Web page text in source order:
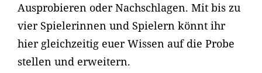
Ausprobieren oder Nachschlagen. Mit bis zu
vier Spielerinnen und Spielern könnt ihr
hier gleichzeitig euer Wissen auf die Probe
stellen und erweitern.